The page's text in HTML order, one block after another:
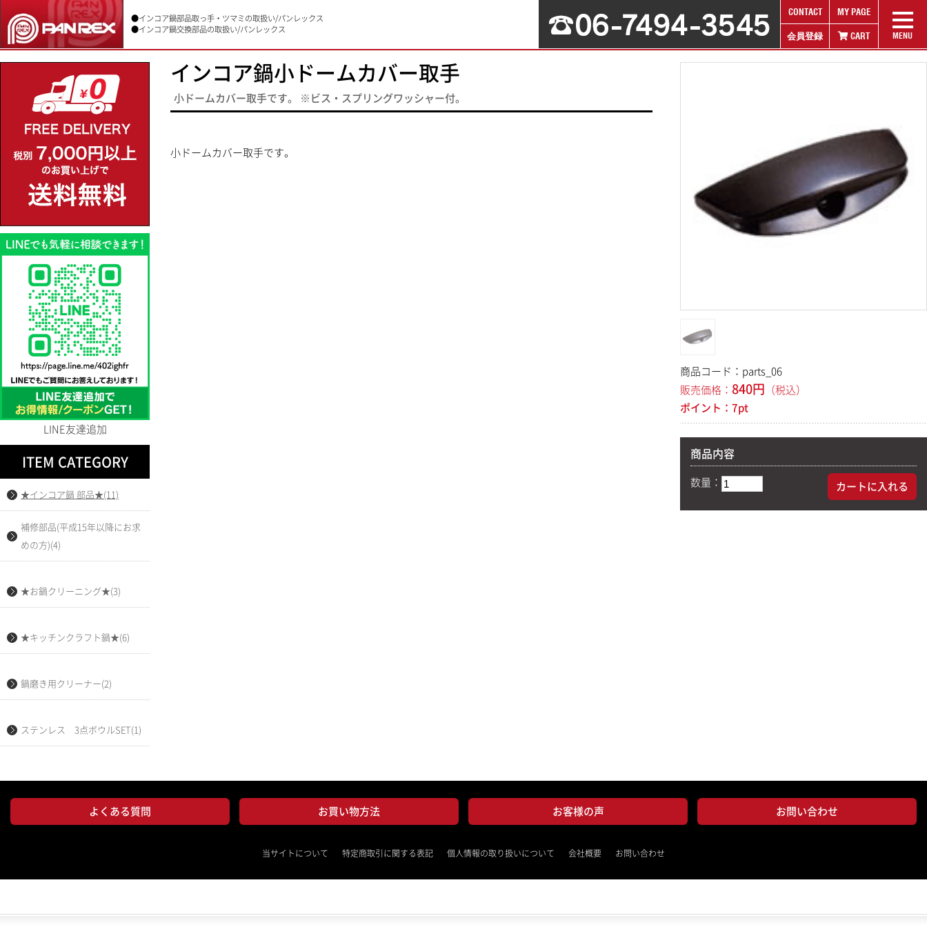
●インコア鍋部品取っ手・ツマミの取扱い/パンレックス
●インコア鍋交換部品の取扱い/パンレックス
MENU
CONTACT
会員登録
MY PAGE
CART
ログイン
ITEM CATEGORY
★インコア鍋 部品★(11)
★お鍋クリーニング★(3)
★キッチンクラフト鍋★(6)
鍋磨き用クリーナー(2)
ステンレス 3点ボウルSET(1)
LINE友達追加
ITEM CATEGORY
★インコア鍋 部品★(11)
補修部品(平成15年以降にお求
めの方)(4)
★お鍋クリーニング★(3)
★キッチンクラフト鍋★(6)
鍋磨き用クリーナー(2)
ステンレス 3点ボウルSET(1)
インコア鍋小ドームカバー取手
小ドームカバー取手です。 ※ビス・スプリングワッシャー付。
小ドームカバー取手です。
商品コード： parts_06
販売価格：840円 （税込）
ポイント：7pt
商品内容
数量： カートに入れる
よくある質問 お買い物方法 お客様の声 お問い合わせ
当サイトについて 特定商取引に関する表記 個人情報の取り扱いについて 会社概要 お問い合わせ